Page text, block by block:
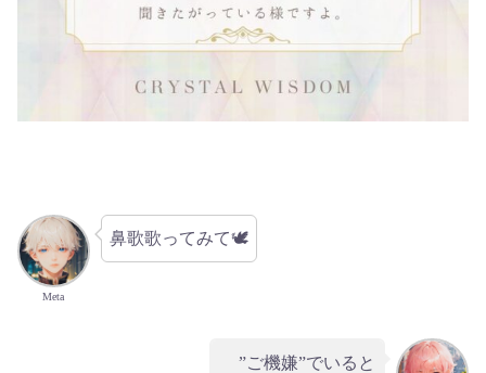
Meta
鼻歌歌ってみて🕊️
”ご機嫌”でいると